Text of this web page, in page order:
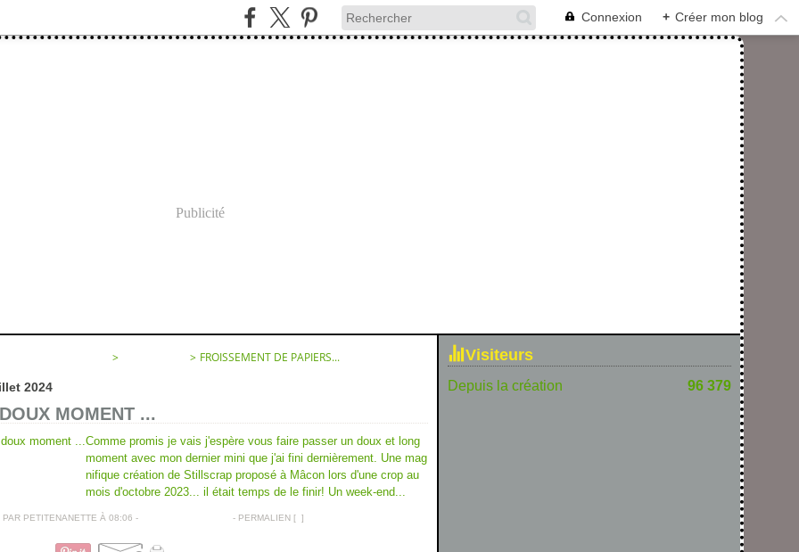
Connexion + Créer mon blog
Publicité
> > FROISSEMENT DE PAPIERS...
2024
MOMENT ...
Comme promis je vais j'espère vous faire passer un doux et long
moment avec mon dernier mini que j'ai fini dernièrement. Une mag
nifique création de Stillscrap proposé à Mâcon lors d'une crop au
mois d'octobre 2023... il était temps de le finir! Un week-end...
PAR PETITENANETTE À 08:06 - - PERMALIEN [# ]
Visiteurs
Depuis la création 96 379